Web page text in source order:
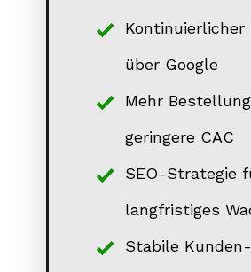
Kontinuierlicher
über Google
Mehr
geringere CAC
SEO-Strategie
langfristiges
Stabile